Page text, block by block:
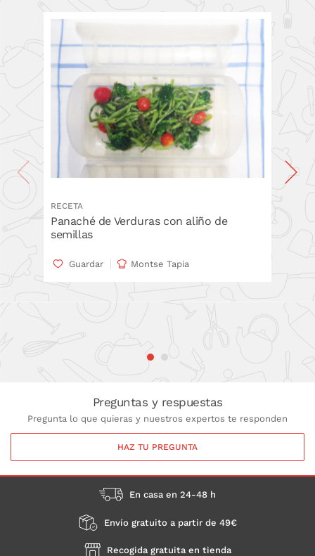
RECETA
Panaché de Verduras con aliño de
semillas
Guardar Montse Tapia
Preguntas y respuestas
Pregunta lo que quieras y nuestros expertos te responden
HAZ TU PREGUNTA
En casa en 24-48 h
Envío gratuito a partir de 49€
Recogida gratuita en tienda